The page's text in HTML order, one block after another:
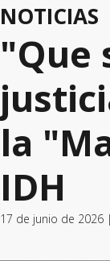
NOTICIAS
"Que
la
IDH
17 de junio de 2026